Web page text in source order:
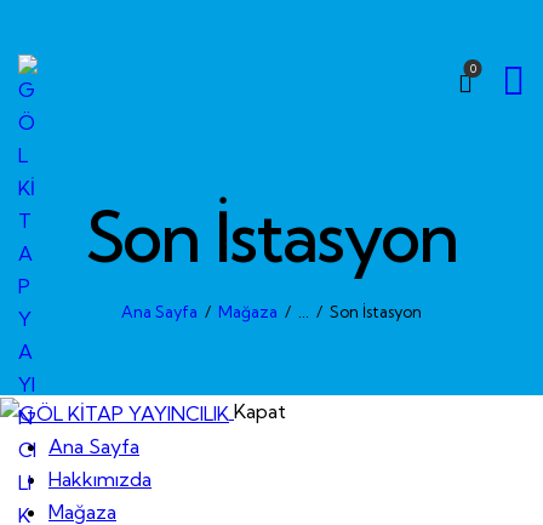
0
Son İstasyon
Ana Sayfa Mağaza Son İstasyon
Kapat
Ana Sayfa
Hakkımızda
Mağaza